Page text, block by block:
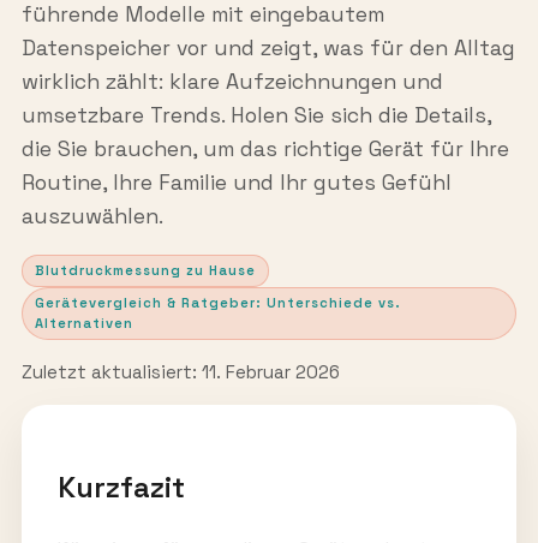
führende Modelle mit eingebautem
Datenspeicher vor und zeigt, was für den Alltag
wirklich zählt: klare Aufzeichnungen und
umsetzbare Trends. Holen Sie sich die Details,
die Sie brauchen, um das richtige Gerät für Ihre
Routine, Ihre Familie und Ihr gutes Gefühl
auszuwählen.
Blutdruckmessung zu Hause
Gerätevergleich & Ratgeber: Unterschiede vs.
Alternativen
Zuletzt aktualisiert: 11. Februar 2026
Kurzfazit